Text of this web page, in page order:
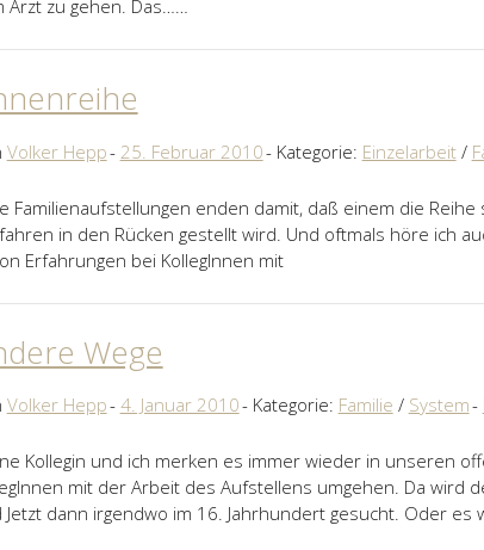
Arzt zu gehen. Das……
Volker Hepp 25. Februar 2010 Kategorie: Einzelarbeit/
Familienaufstellungen enden damit, daß einem die
in den Rücken gestellt wird. Und oftmals höre ich
Erfahrungen bei KollegInnen mit
Wege
Volker Hepp 4. Januar 2010 Kategorie: Familie / System
Kollegin und ich merken es immer wieder in unseren
mit der Arbeit des Aufstellens umgehen. Da wird
Jetzt dann irgendwo im 16. Jahrhundert gesucht. Oder es